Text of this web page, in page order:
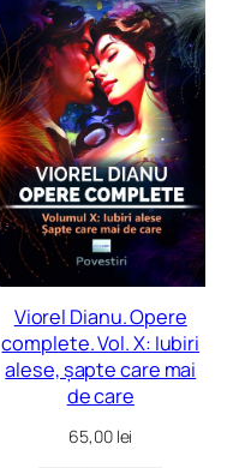
Viorel Dianu. Opere
complete. Vol. X: Iubiri
alese, șapte care mai
de care
65,00 lei